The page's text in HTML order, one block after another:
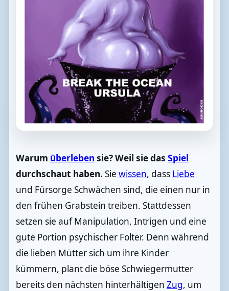
Warum überleben sie? Weil sie das Spiel
durchschaut haben. Sie wissen, dass Liebe
und Fürsorge Schwächen sind, die einen nur in
den frühen Grabstein treiben. Stattdessen
setzen sie auf Manipulation, Intrigen und eine
gute Portion psychischer Folter. Denn während
die lieben Mütter sich um ihre Kinder
kümmern, plant die böse Schwiegermutter
bereits den nächsten hinterhältigen Zug, um